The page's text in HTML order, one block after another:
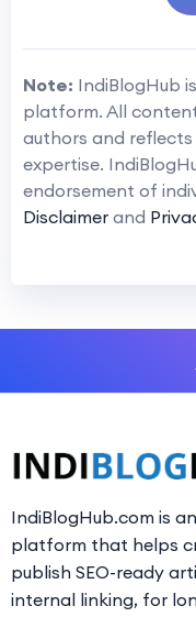
Note: IndiBlogHub
platform. All
authors and
expertise.
endorsement of
Disclaimer and
IndiBlogHub.com is
platform that helps
publish SEO-ready
internal linking, for